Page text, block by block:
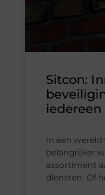
Sitcon:
iedereen
In een
belangrijker
assortiment
diensten. Of